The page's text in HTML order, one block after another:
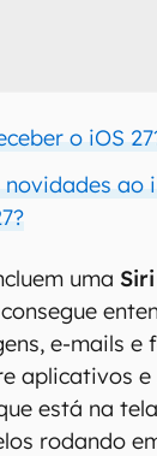
o iOS
ao
uma
e-mails e
aplicativos
está na
rodando